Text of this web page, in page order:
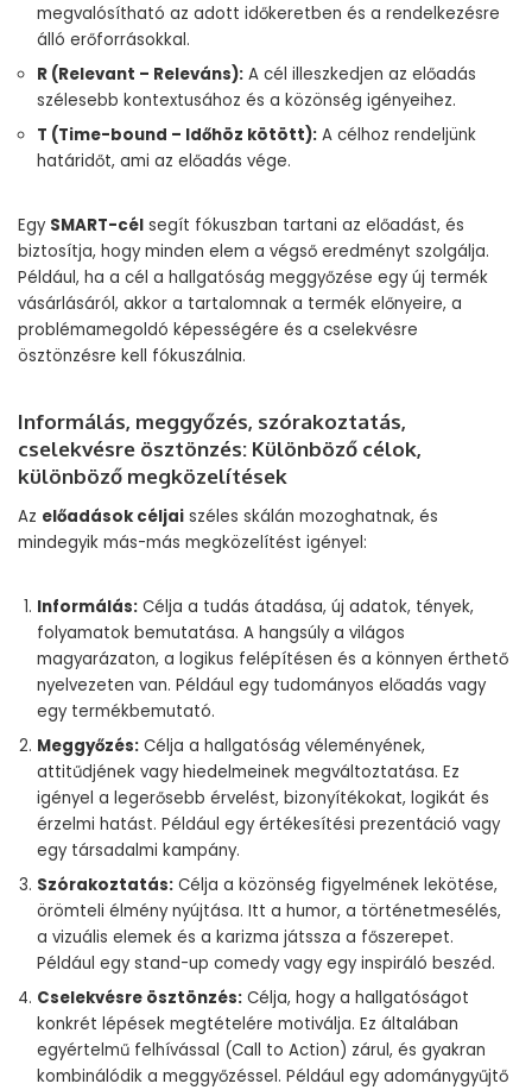
megvalósítható az adott időkeretben és a rendelkezésre
álló erőforrásokkal.
R (Relevant – Releváns): A cél illeszkedjen az előadás
szélesebb kontextusához és a közönség igényeihez.
T (Time-bound – Időhöz kötött): A célhoz rendeljünk
határidőt, ami az előadás vége.
Egy SMART-cél segít fókuszban tartani az előadást, és
biztosítja, hogy minden elem a végső eredményt szolgálja.
Például, ha a cél a hallgatóság meggyőzése egy új termék
vásárlásáról, akkor a tartalomnak a termék előnyeire, a
problémamegoldó képességére és a cselekvésre
ösztönzésre kell fókuszálnia.
Informálás, meggyőzés, szórakoztatás,
cselekvésre ösztönzés: Különböző célok,
különböző megközelítések
Az előadások céljai széles skálán mozoghatnak, és
mindegyik más-más megközelítést igényel:
Informálás: Célja a tudás átadása, új adatok, tények,
folyamatok bemutatása. A hangsúly a világos
magyarázaton, a logikus felépítésen és a könnyen érthető
nyelvezeten van. Például egy tudományos előadás vagy
egy termékbemutató.
Meggyőzés: Célja a hallgatóság véleményének,
attitűdjének vagy hiedelmeinek megváltoztatása. Ez
igényel a legerősebb érvelést, bizonyítékokat, logikát és
érzelmi hatást. Például egy értékesítési prezentáció vagy
egy társadalmi kampány.
Szórakoztatás: Célja a közönség figyelmének lekötése,
örömteli élmény nyújtása. Itt a humor, a történetmesélés,
a vizuális elemek és a karizma játssza a főszerepet.
Például egy stand-up comedy vagy egy inspiráló beszéd.
Cselekvésre ösztönzés: Célja, hogy a hallgatóságot
konkrét lépések megtételére motiválja. Ez általában
egyértelmű felhívással (Call to Action) zárul, és gyakran
kombinálódik a meggyőzéssel. Például egy adománygyűjtő